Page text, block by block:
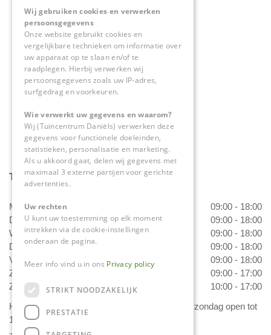
Tuincentrum Daniëls
Herkenbosserweg 4
6063 NL Vlodrop
0475-534298
info@tuincentrumdaniels.nl
Tuincentrum Daniëls
Maandag
09:00 - 18:00
Dinsdag
09:00 - 18:00
Woensdag
09:00 - 18:00
Donderdag
09:00 - 18:00
Vrijdag
09:00 - 18:00
Zaterdag
09:00 - 17:00
Zondag
10:00 - 17:00
Het 'Bloemetje van Daniëls' is van dinsdag t/m zondag open tot
17.00 uur!
Wij gebruiken cookies en verwerken
persoonsgegevens
Onze website gebruikt cookies en
vergelijkbare technieken om informatie over
uw apparaat op te slaan en/of te
raadplegen. Hierbij verwerken wij
persoonsgegevens zoals uw IP-adres,
surfgedrag en voorkeuren.
Wie verwerkt uw gegevens en waarom?
Wij (Tuincentrum Daniëls) verwerken deze
gegevens voor functionele doeleinden,
statistieken, personalisatie en marketing.
Als u akkoord gaat, delen wij gegevens met
maximaal 3 externe partijen voor gerichte
advertenties.
Uw rechten
U kunt uw toestemming op elk moment
intrekken via de cookie-instellingen
onderaan de pagina.
Meer info vind u in ons Privacy policy
STRIKT NOODZAKELIJK
PRESTATIE